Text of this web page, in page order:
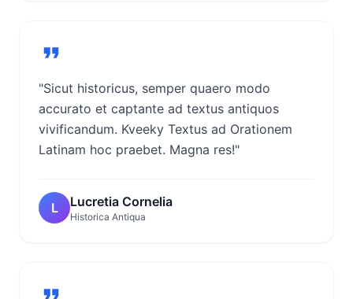
"Sicut historicus, semper quaero modo
accurato et captante ad textus antiquos
vivificandum. Kveeky Textus ad Orationem
Latinam hoc praebet. Magna res!"
L Lucretia Cornelia
Historica Antiqua